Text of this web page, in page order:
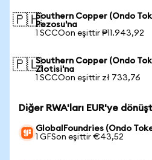
🇵🇭Southern Copper (Ondo
Pezosu'na
1 SCCOon eşittir ₱11.943,92
🇵🇱Southern Copper (Ondo
Zlotisi'na
1 SCCOon eşittir zł 733,76
Diğer RWA'ları EUR'ye
GlobalFoundries (Ondo
1 GFSon eşittir €43,52